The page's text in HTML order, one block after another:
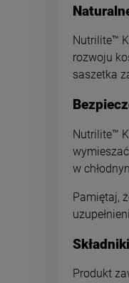
Nutrilite™
rozwoju
saszetka
Nutrilite™
w
Pamiętaj,
Produkt